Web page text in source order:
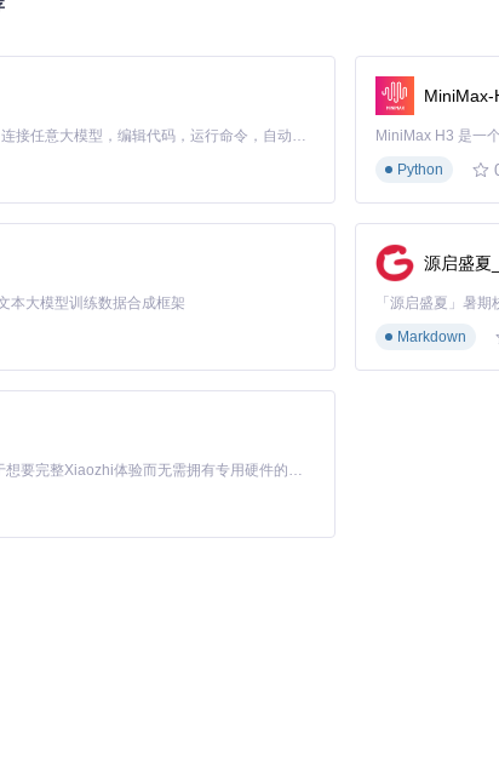
性关键问题
到或创建
用不兼容代码路径
换身份标识"，让游戏使用更通用的渲染路径。就像交通管制中
Claude Code 的开源替代方案。连接任意大模型，编辑代码，运行命令，自动验证 — 全自动执行。用 Rust 构建，极致性能。 ｜ An open-source alternative to Claude Code. Connect any LLM, edit code, run commands, and verify changes — autonomously. Built in Rust for speed. Get Started
MiniMax-
Python
本大模型训练数据合成框架
源启盛夏
Markdown
基于Python的Xiaozhi AI，适用于想要完整Xiaozhi体验而无需拥有专用硬件的用户。